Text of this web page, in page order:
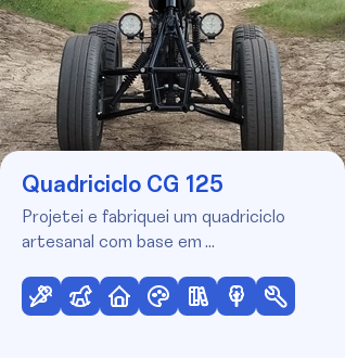
Quadriciclo CG 125
Projetei e fabriquei um quadriciclo
artesanal com base em …